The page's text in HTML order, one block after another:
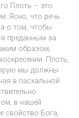
Плоть – это
Ясно, что речь
о том, чтобы
преданным за
образом,
Плоть,
мы должны
в пасхальной
в нашей
свойство Бога,